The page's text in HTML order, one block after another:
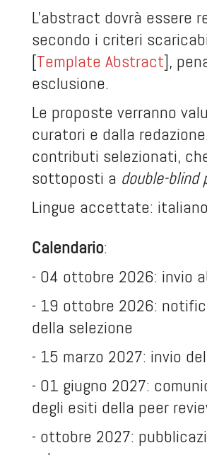
L'abstract dovrà essere
secondo i criteri
[Template Abstract],
esclusione.
Le proposte verranno
curatori e dalla
contributi selezionati,
sottoposti a double-blind
Lingue accettate:
Calendario:
- 04 ottobre 2026: invio
- 19 ottobre 2026:
della selezione
- 15 marzo 2027: invio
- 01 giugno 2027:
degli esiti della peer
- ottobre 2027: